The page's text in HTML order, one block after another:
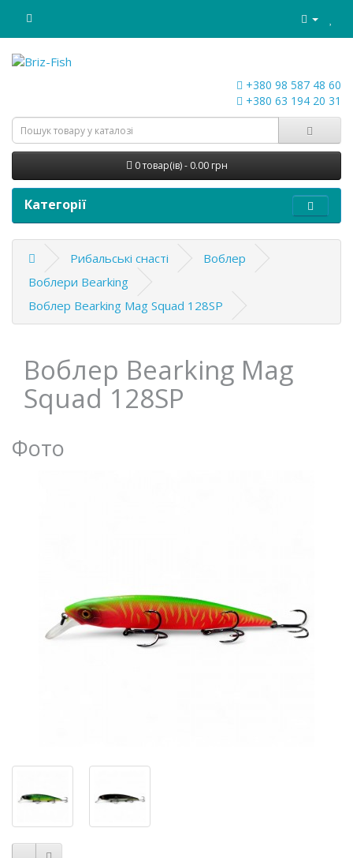
+380 98 587 48 60
+380 63 194 20 31
0 товар(ів) - 0.00 грн
Категорії
Рибальські снасті
Воблер
Воблери Bearking
Воблер Bearking Mag Squad 128SP
Воблер Bearking Mag
Squad 128SP
Фото